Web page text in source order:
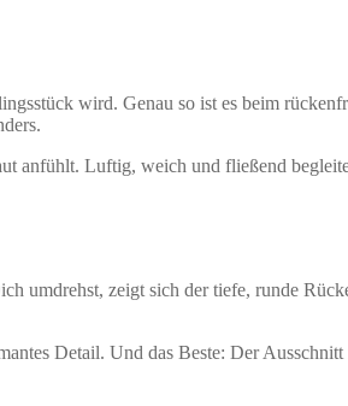
wird. Genau so ist es beim
anfühlt. Luftig, weich und fließend
zeigt sich der tiefe, runde
Detail. Und das Beste: Der